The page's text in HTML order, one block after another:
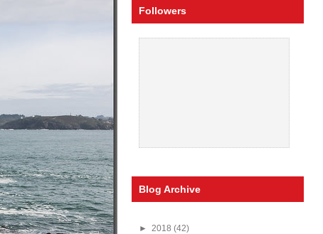
Followers
Blog Archive
►2018(42)